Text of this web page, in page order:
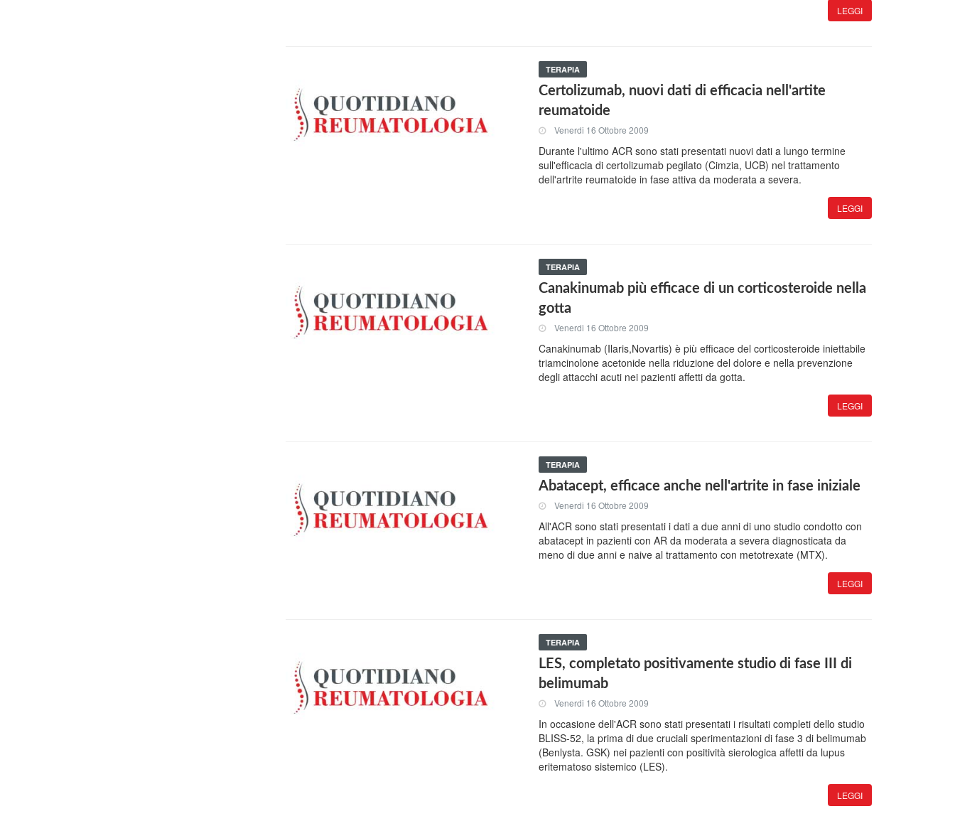
LEGGI
TERAPIA
Certolizumab, nuovi dati di efficacia nell'artite
reumatoide
Venerdi 16 Ottobre 2009
Durante l'ultimo ACR sono stati presentati nuovi dati a lungo termine
sull'efficacia di certolizumab pegilato (Cimzia, UCB) nel trattamento
dell'artrite reumatoide in fase attiva da moderata a severa.
LEGGI
TERAPIA
Canakinumab più efficace di un corticosteroide nella
gotta
Venerdi 16 Ottobre 2009
Canakinumab (Ilaris,Novartis) è più efficace del corticosteroide iniettabile
triamcinolone acetonide nella riduzione del dolore e nella prevenzione
degli attacchi acuti nei pazienti affetti da gotta.
LEGGI
TERAPIA
Abatacept, efficace anche nell'artrite in fase iniziale
Venerdi 16 Ottobre 2009
All'ACR sono stati presentati i dati a due anni di uno studio condotto con
abatacept in pazienti con AR da moderata a severa diagnosticata da
meno di due anni e naive al trattamento con metotrexate (MTX).
LEGGI
TERAPIA
LES, completato positivamente studio di fase III di
belimumab
Venerdi 16 Ottobre 2009
In occasione dell'ACR sono stati presentati i risultati completi dello studio
BLISS-52, la prima di due cruciali sperimentazioni di fase 3 di belimumab
(Benlysta. GSK) nei pazienti con positività sierologica affetti da lupus
eritematoso sistemico (LES).
LEGGI